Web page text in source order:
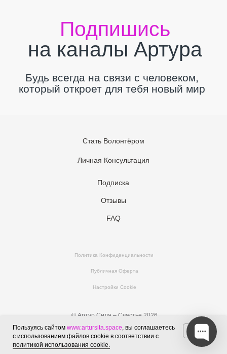
Политика Конфиденциальности
Публичная Оферта
Настройки Cookie
© Артур Сила – Счастье 2026
Личная Консультация
Стать Волонтёром
Подписка
Отзывы
FAQ
Пользуясь сайтом www.artursita.space, вы соглашаетесь
с использованием файлов cookie в соответствии с
политикой использования cookie.
OK